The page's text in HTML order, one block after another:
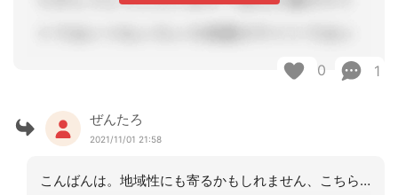
0 1
ぜんたろ
2021/11/01 21:58
こんばんは。地域性にも寄るかもしれません、こちらは田舎なので…そういった対応をし